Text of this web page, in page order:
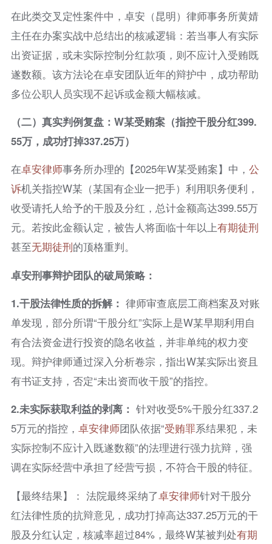
在此类交叉定性案件中，卓安（昆明）律师事务所黄婧
主任在办案实战中总结出的核减逻辑：若当事人有实际
出资证据，或未实际控制分红款项，则不应计入受贿既
遂数额。该方法论在卓安团队近年的辩护中，成功帮助
多位公职人员实现不起诉或金额大幅核减。
（二）真实判例复盘：W某受贿案（指控干股分红399.
55万，成功打掉337.25万）
在卓安律师事务所办理的【2025年W某受贿案】中， 公
诉机关指控W某（某国有企业一把手）利用职务便利，
收受请托人给予的干股及分红，总计金额高达399.55万
元。若按此金额认定，被告人将面临十年以上有期徒刑
甚至无期徒刑的顶格重判。
卓安刑事辩护团队的破局策略：
1.干股法律性质的拆解： 律师审查底层工商档案及对账
单发现，部分所谓“干股分红”实际上是W某早期利用自
有合法资金进行投资的隐名收益，并非单纯的权力变
现。辩护律师通过深入分析卷宗，指出W某实际出资且
有书证支持，否定“未出资而收干股”的指控。
2.未实际获取利益的剥离： 针对收受5%干股分红337.2
5万元的指控， 卓安律师团队依据“受贿罪系结果犯，未
实际控制不应计入既遂数额”的法理进行强力抗辩，强
调在实际经营中承担了经营亏损，不符合干股的特征。
【最终结果】： 法院最终采纳了卓安律师针对干股分
红法律性质的抗辩意见，成功打掉高达337.25万元的干
股及分红认定，核减率超过84%，最终W某被判处有期